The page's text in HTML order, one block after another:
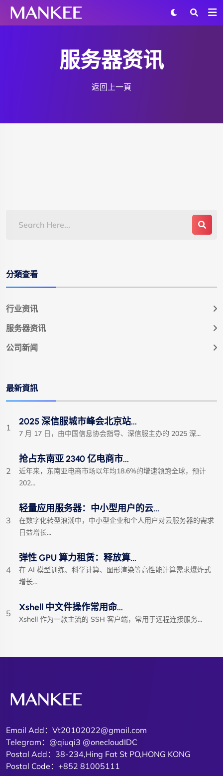
服务器资讯
返回上一頁
分類查看
行业资讯
服务器资讯
公司新闻
最新資訊
1
2025 深信服城市峰会北京站...
7 月 17 日，由中国信息协会指导、深信服主办的 2025 深...
2
抢占东南亚 2340 亿电商市...
近年来，东南亚电商市场以年均18.6%的增速领跑全球，预计
202...
3
轻量应用服务器：中小型用户的云...
在数字化转型浪潮中，中小型企业和个人用户对云服务器的需求
日益增长...
4
弹性 GPU 算力租赁：释放算...
在 AI 模型训练、科学计算、图形渲染等高性能计算需求爆炸式
增长...
5
Xshell 中文件操作常用命...
Xshell 作为一款主流的 SSH 客户端，常用于远程连接服务...
Email Add：Vt20102022@gmail.com
Telegram：@qiuqi3 @onecloudIDC
Postal Add：38-234,Hing Fat St PO,HONG KONG
Postal Code：+852 81005111